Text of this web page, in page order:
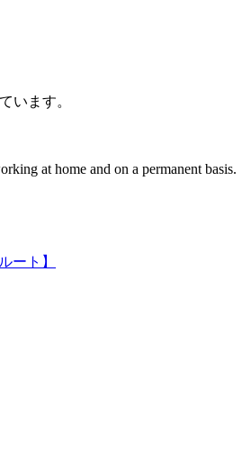
います。
at home and on a permanent basis.
ート】